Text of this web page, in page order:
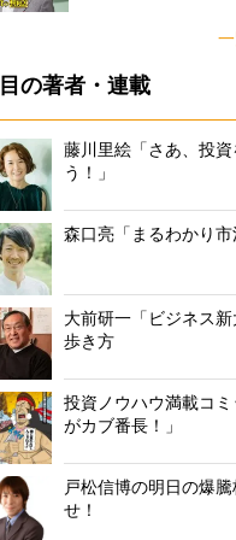
の著者・連載
藤川里絵「さあ、投資
う！」
森口亮「まるわかり市
大前研一「ビジネス
歩き方
投資ノウハウ満載コ
がカブ番長！」
戸松信博の明日の爆
せ！